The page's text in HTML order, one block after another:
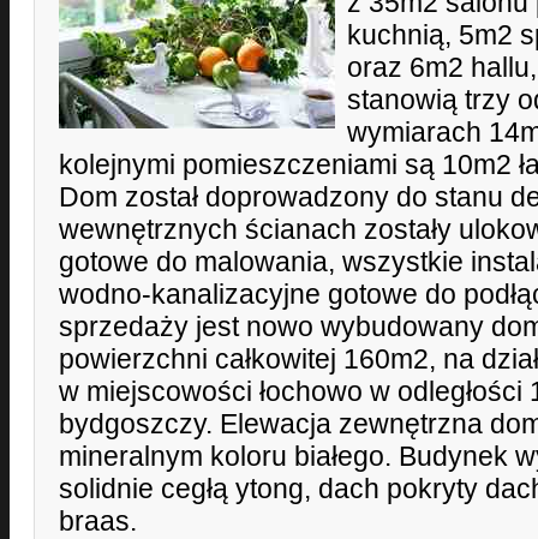
kuchnią, 5m2
oraz 6m2
stanowią trzy
wymiarach
kolejnymi pomieszczeniami są 10m2
Dom został doprowadzony do stanu
wewnętrznych ścianach zostały
gotowe do malowania, wszystkie
wodno-kanalizacyjne gotowe do
sprzedaży jest nowo wybudowany
powierzchni całkowitej 160m2, na
w miejscowości łochowo w odległości
bydgoszczy. Elewacja zewnętrzna
mineralnym koloru białego. Budynek
solidnie cegłą ytong, dach pokryty
braas.